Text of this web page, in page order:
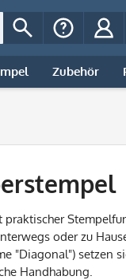
Zubehör
praktischer
oder zu
"Diagonal") setzen
Handhabung.